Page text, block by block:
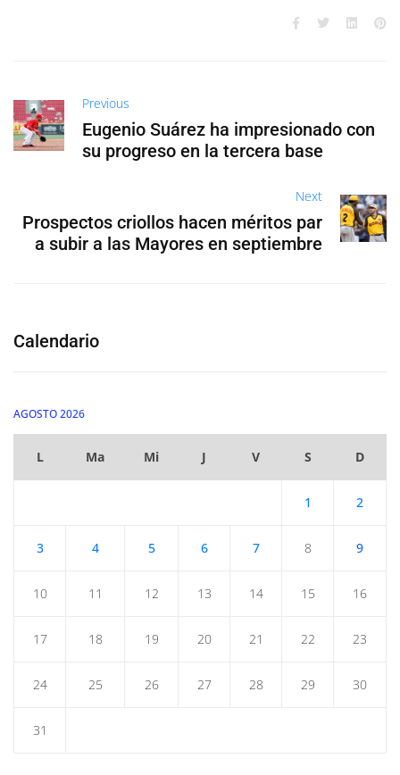
Previous
Eugenio Suárez ha impresionado con
su progreso en la tercera base
Next
Prospectos criollos hacen méritos par
a subir a las Mayores en septiembre
Calendario
AGOSTO 2026
L Ma Mi J V S D
1 2
3 4 5 6 7 8 9
10 11 12 13 14 15 16
17 18 19 20 21 22 23
24 25 26 27 28 29 30
31